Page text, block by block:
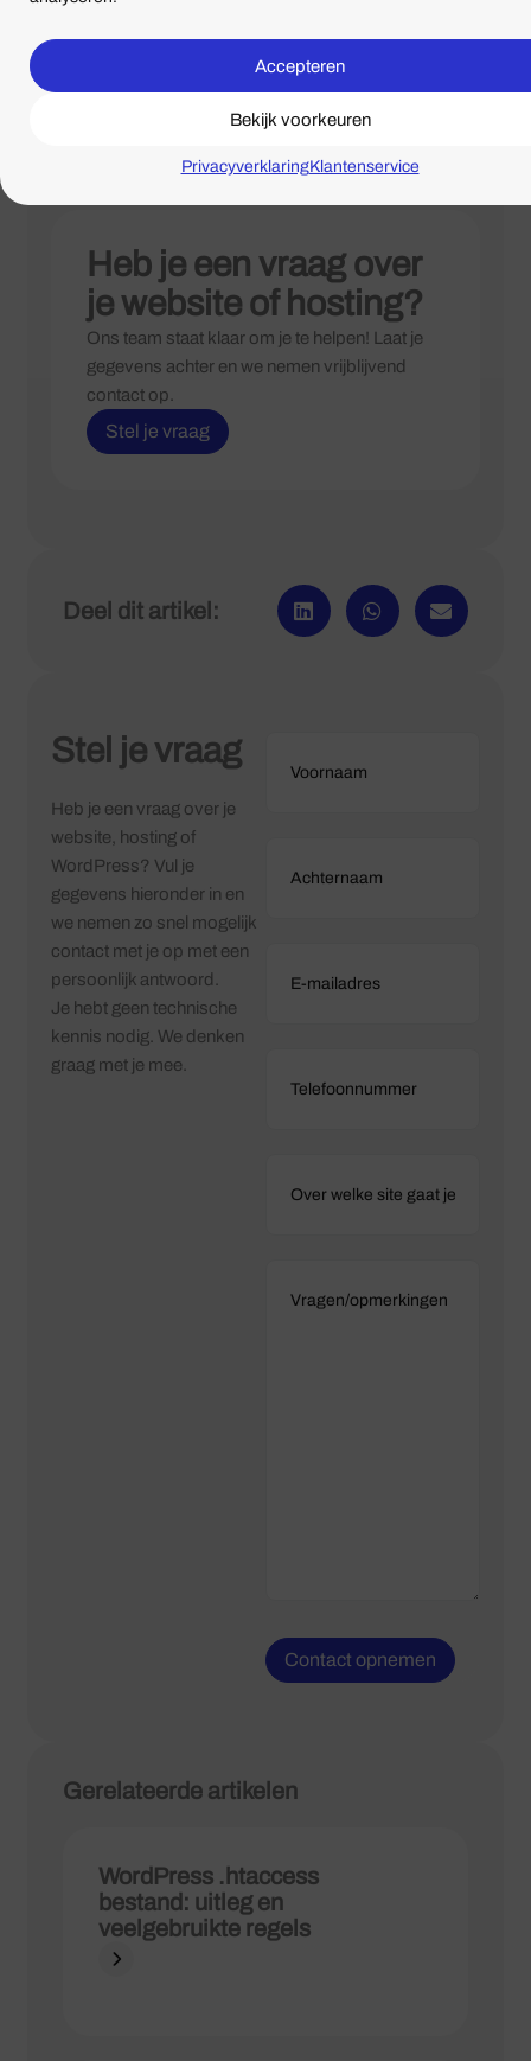
Accepteren
Bekijk voorkeuren
PrivacyverklaringKlantenservice
technische ingrepen? Bij Surver bouwen we
WordPress-websites die vanaf het begin veilig en
onderhoudbaar zijn opgezet. Daarnaast bieden we een
webmaster-service: je kunt altijd op ons rekenen voor
snelle hulp of advies, of het nu gaat om een kleine
dat je site in goede handen is.
Heb je een vraag over
je website of hosting?
Ons team staat klaar om je te helpen! Laat je
gegevens achter en we nemen vrijblijvend
contact op.
Stel je vraag
Deel dit artikel:
Stel je vraag
Heb je een vraag over je
website, hosting of
WordPress? Vul je
gegevens hieronder in en
we nemen zo snel mogelijk
contact met je op met een
persoonlijk antwoord.
Je hebt geen technische
kennis nodig. We denken
graag met je mee.
Gerelateerde artikelen
WordPress .htaccess
bestand: uitleg en
veelgebruikte regels